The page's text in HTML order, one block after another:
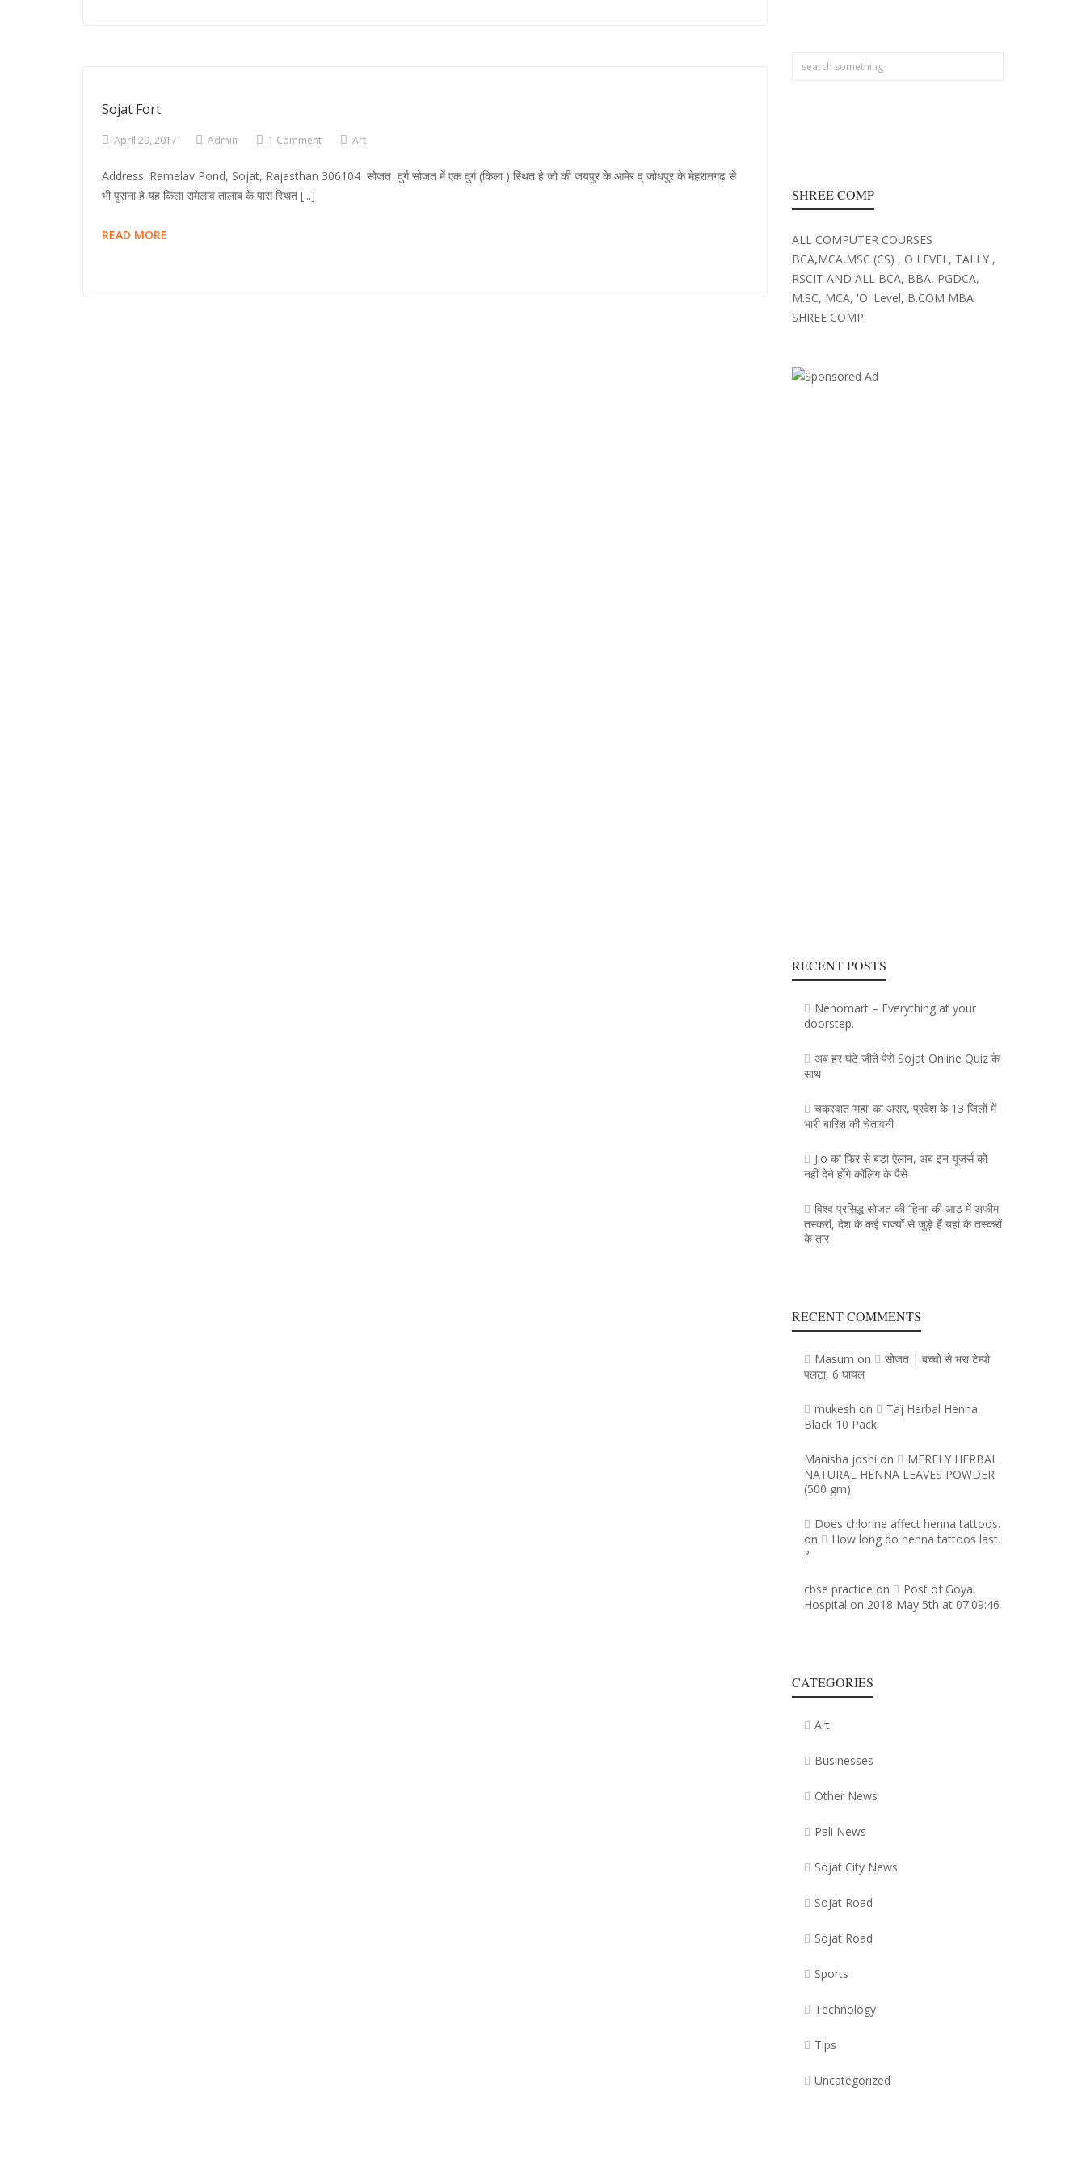
Sojat Fort
April 29, 2017 Admin 1 Comment Art
Address: Ramelav Pond, Sojat, Rajasthan 306104 सोजत दुर्ग सोजत में एक दुर्ग (किला ) स्थित हे जो की जयपुर के आमेर व् जोधपुर के मेहरानगढ़ से
भी पुराना हे यह किला रामेलाव तालाब के पास स्थित [...]
READ MORE
SHREE COMP
ALL COMPUTER COURSES
BCA,MCA,MSC (CS) , O LEVEL, TALLY ,
RSCIT AND ALL BCA, BBA, PGDCA,
M.SC, MCA, 'O' Level, B.COM MBA
SHREE COMP
RECENT POSTS
Nenomart – Everything at your
doorstep.
अब हर घंटे जीते पेसे Sojat Online Quiz के
साथ
चक्रवात ‘महा’ का असर, प्रदेश के 13 जिलाें में
भारी बारिश की चेतावनी
Jio का फिर से बड़ा ऐलान, अब इन यूजर्स को
नहीं देने होंगे कॉलिंग के पैसे
विश्व प्रसिद्ध सोजत की ‘हिना’ की आड़ में अफीम
तस्करी, देश के कई राज्यों से जुड़े हैं यहां के तस्करों
के तार
RECENT COMMENTS
Masum on
सोजत | बच्चों से भरा टेम्पो
पलटा, 6 घायल
mukesh on
Taj Herbal Henna
Black 10 Pack
Manisha joshi on
MERELY HERBAL
NATURAL HENNA LEAVES POWDER
(500 gm)
Does chlorine affect henna tattoos.
on
How long do henna tattoos last.
?
cbse practice on
Post of Goyal
Hospital on 2018 May 5th at 07:09:46
CATEGORIES
Art
Businesses
Other News
Pali News
Sojat City News
Sojat Road
Sojat Road
Sports
Technology
Tips
Uncategorized